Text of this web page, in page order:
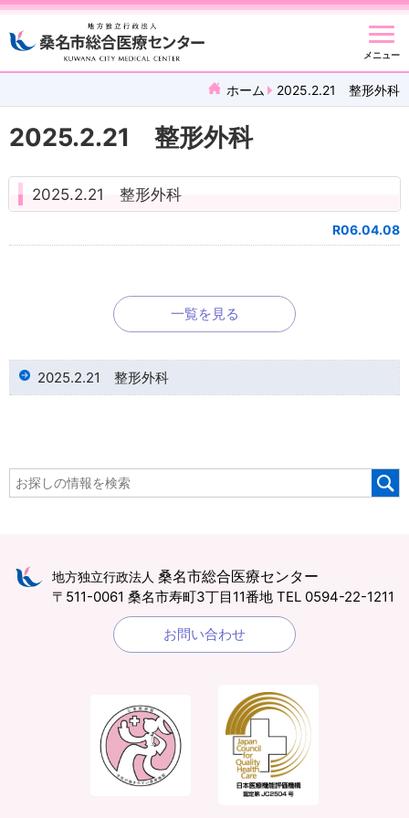
メニュー
ホーム 2025.2.21 整形外科
2025.2.21 整形外科
2025.2.21 整形外科
R06.04.08
一覧を見る
2025.2.21 整形外科
地方独立行政法人 桑名市総合医療センター
〒511-0061 桑名市寿町3丁目11番地 TEL 0594-22-1211
お問い合わせ